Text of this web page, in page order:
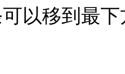
以移到最下